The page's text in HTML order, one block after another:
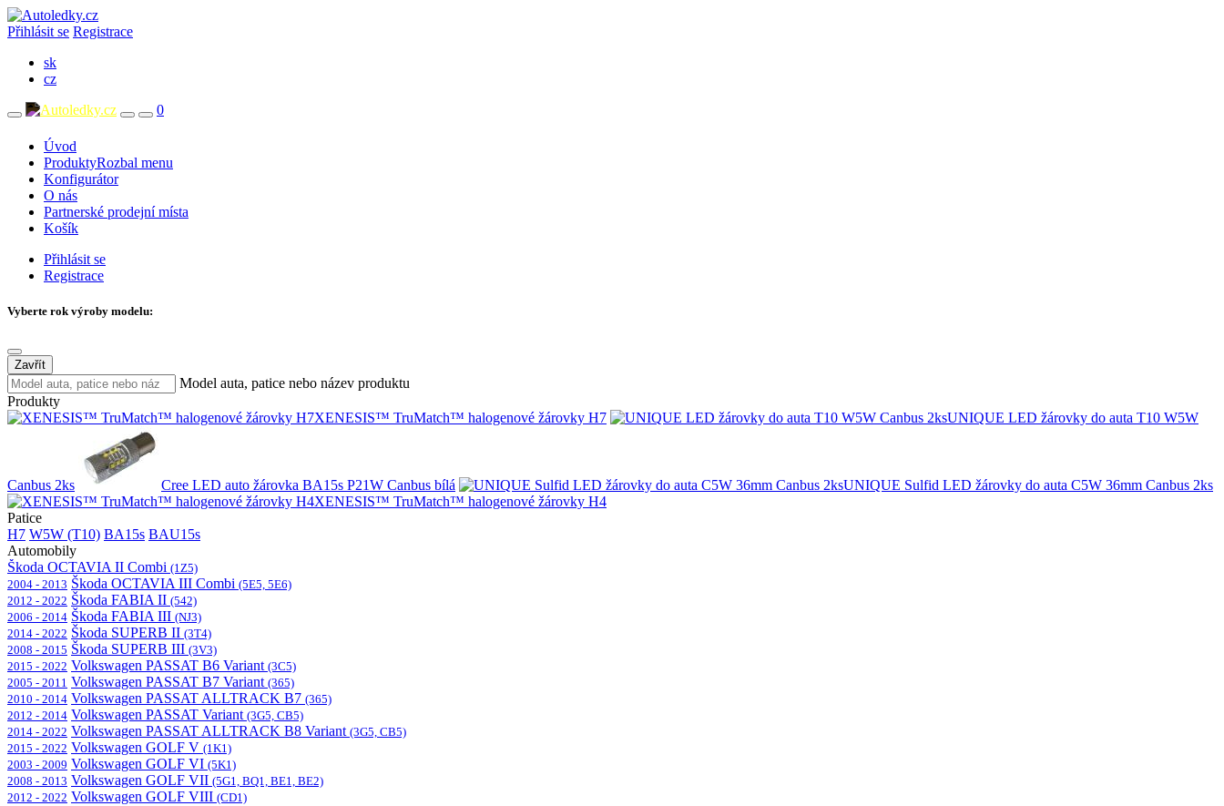
Přihlásit se Registrace
sk
cz
0
Úvod
ProduktyRozbal menu
Konfigurátor
O nás
Partnerské prodejní místa
Košík
Přihlásit se
Registrace
Vyberte rok výroby modelu:
Zavřít
Model auta, patice nebo název produktu
Produkty
XENESIS™ TruMatch™ halogenové žárovky H7
UNIQUE LED žárovky do auta T10 W5W
Canbus 2ks Cree LED auto žárovka BA15s P21W Canbus bílá
UNIQUE Sulfid LED žárovky do auta C5W 36mm Canbus 2ks
XENESIS™ TruMatch™ halogenové žárovky H4
Patice
H7 W5W (T10) BA15s BAU15s
Automobily
Škoda OCTAVIA II Combi (1Z5)
2004 - 2013 Škoda OCTAVIA III Combi (5E5, 5E6)
2012 - 2022 Škoda FABIA II (542)
2006 - 2014 Škoda FABIA III (NJ3)
2014 - 2022 Škoda SUPERB II (3T4)
2008 - 2015 Škoda SUPERB III (3V3)
2015 - 2022 Volkswagen PASSAT B6 Variant (3C5)
2005 - 2011 Volkswagen PASSAT B7 Variant (365)
2010 - 2014 Volkswagen PASSAT ALLTRACK B7 (365)
2012 - 2014 Volkswagen PASSAT Variant (3G5, CB5)
2014 - 2022 Volkswagen PASSAT ALLTRACK B8 Variant (3G5, CB5)
2015 - 2022 Volkswagen GOLF V (1K1)
2003 - 2009 Volkswagen GOLF VI (5K1)
2008 - 2013 Volkswagen GOLF VII (5G1, BQ1, BE1, BE2)
2012 - 2022 Volkswagen GOLF VIII (CD1)